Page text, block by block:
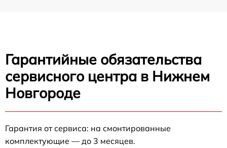
Гарантийные обязательства
сервисного центра в Нижнем
Новгороде
Гарантия от сервиса: на смонтированные
комплектующие — до 3 месяцев.